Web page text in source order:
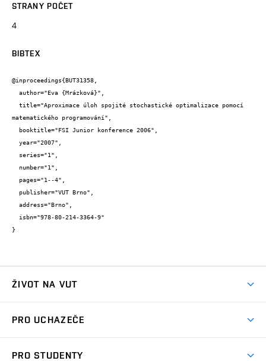
STRANY POČET
4
BIBTEX
@inproceedings{BUT31358,
matematického programování",
}
ŽIVOT NA VUT
Koleje
PRO UCHAZEČE
PRO STUDENTY